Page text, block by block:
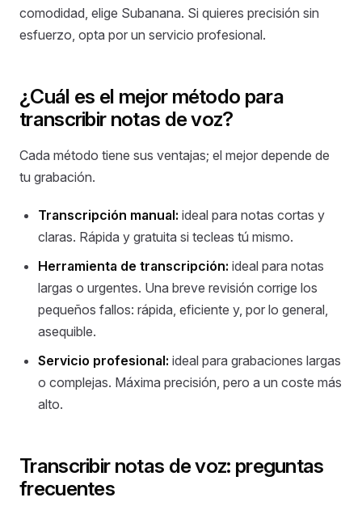
comodidad, elige Subanana. Si quieres precisión sin
esfuerzo, opta por un servicio profesional.
¿Cuál es el mejor método para
transcribir notas de voz?
Cada método tiene sus ventajas; el mejor depende de
tu grabación.
Transcripción manual: ideal para notas cortas y
claras. Rápida y gratuita si tecleas tú mismo.
Herramienta de transcripción: ideal para notas
largas o urgentes. Una breve revisión corrige los
pequeños fallos: rápida, eficiente y, por lo general,
asequible.
Servicio profesional: ideal para grabaciones largas
o complejas. Máxima precisión, pero a un coste más
alto.
Transcribir notas de voz: preguntas
frecuentes